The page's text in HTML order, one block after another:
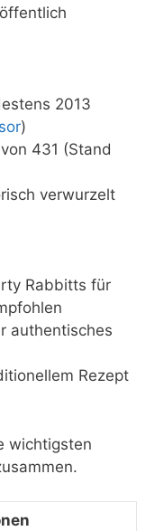
2013
)
431 (Stand
verwurzelt
Rabbitts für
authentisches
Rezept
wichtigsten